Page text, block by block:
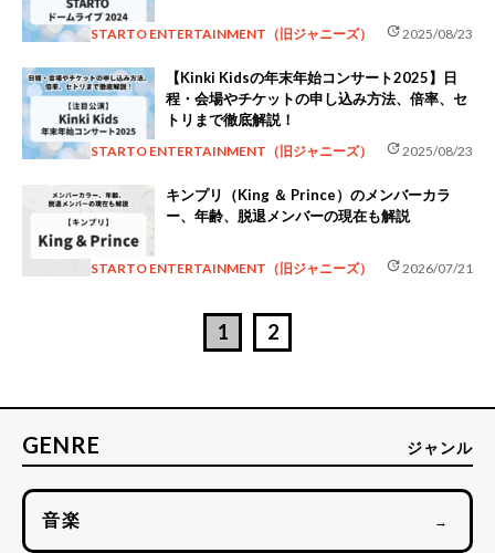
STARTO ENTERTAINMENT（旧ジャニーズ） update2025/08/23
【Kinki Kidsの年末年始コンサート2025】日
程・会場やチケットの申し込み方法、倍率、セ
トリまで徹底解説！
STARTO ENTERTAINMENT（旧ジャニーズ） update2025/08/23
キンプリ（King ＆ Prince）のメンバーカラ
ー、年齢、脱退メンバーの現在も解説
STARTO ENTERTAINMENT（旧ジャニーズ） update2026/07/21
1 2
GENRE ジャンル
音楽 →